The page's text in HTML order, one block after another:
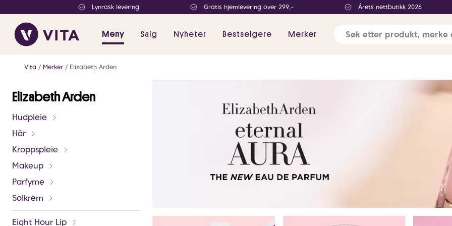
Lynrask levering Gratis hjemlevering over 299,- Årets nettbutikk 2026
Meny Salg Nyheter Bestselgere Merker
Vita Merker Elizabeth Arden
Elizabeth Arden
Hudpleie
Hår
Kroppspleie
Makeup
Parfyme
Solkrem
Eight Hour Lip